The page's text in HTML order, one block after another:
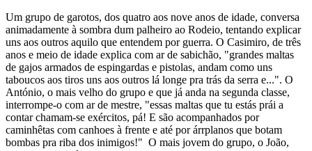
Um grupo de garotos, dos quatro aos nove anos de idade, conversa
animadamente à sombra dum palheiro ao Rodeio, tentando explicar
uns aos outros aquilo que entendem por guerra. O Casimiro, de três
anos e meio de idade explica com ar de sabichão, "grandes maltas
de gajos armados de espingardas e pistolas, andam como uns
taboucos aos tiros uns aos outros lá longe pra trás da serra e...". O
António, o mais velho do grupo e que já anda na segunda classe,
interrompe-o com ar de mestre, "essas maltas que tu estás prái a
contar chamam-se exércitos, pá! E são acompanhados por
caminhêtas com canhoes à frente e até por árrplanos que botam
bombas pra riba dos inimigos!" O mais jovem do grupo, o João,